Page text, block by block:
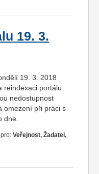
19. 3.
19. 3. 2018
reindexaci portálu
nedostupnost
omezení při práci s
dne.
Veřejnost, Žadatel,